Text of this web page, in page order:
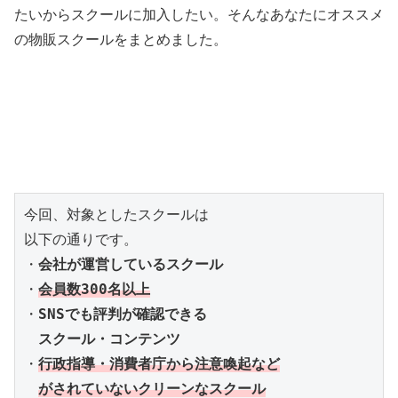
たいからスクールに加入したい。そんなあなたにオススメ
の物販スクールをまとめました。
今回、対象としたスクールは
以下の通りです。
・ 会社が運営しているスクール
・ 会員数300名以上
・ SNSでも評判が確認できる
スクール・コンテンツ
・
がされていないクリーンなスクール